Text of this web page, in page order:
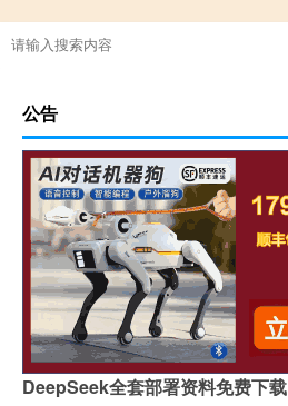
公告
DeepSeek全套部署资料免费下载